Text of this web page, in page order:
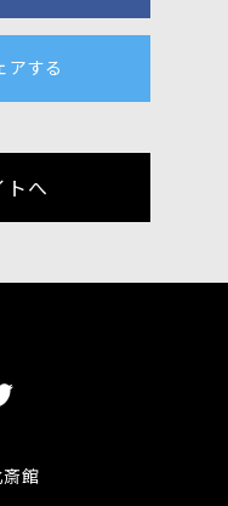
する
トへ
館